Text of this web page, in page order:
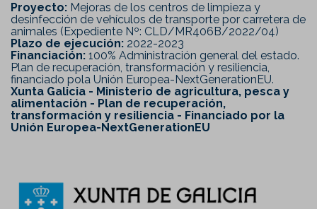
Proyecto: Mejoras de los centros de limpieza y
desinfección de vehículos de transporte por carretera de
animales (Expediente Nº: CLD/MR406B/2022/04)
Plazo de ejecución: 2022-2023
Financiación: 100% Administración general del estado.
Plan de recuperación, transformación y resiliencia,
financiado pola Unión Europea-NextGenerationEU.
Xunta Galicia - Ministerio de agricultura, pesca y
alimentación - Plan de recuperación,
transformación y resiliencia - Financiado por la
Unión Europea-NextGenerationEU